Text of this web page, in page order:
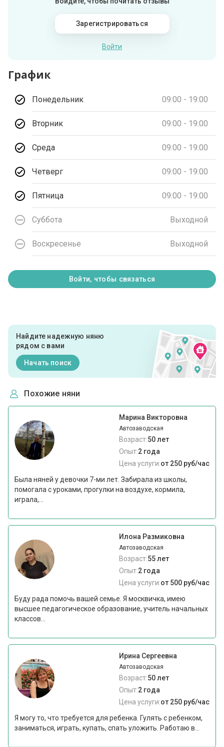
Зарегистрироваться
Войти
График
Понедельник 09:00 - 19:00
Вторник 09:00 - 19:00
Среда 09:00 - 19:00
Четверг 09:00 - 19:00
Пятница 09:00 - 19:00
Суббота Выходной
Воскресенье Выходной
Войти, чтобы связаться
Найдите надежную няню
рядом с вами
Начать поиск
Похожие няни
Марина Викторовна
Автозаводская
Возраст:50 лет
Опыт:2 года
Цена услуги:от 250 руб/час
Была няней у девочки 7-ми лет. Забирала из школы,
помогала с уроками, прогулки на воздухе, кормила,
играла,...
Илона Размиковна
Автозаводская
Возраст:55 лет
Опыт:2 года
Цена услуги:от 500 руб/час
Буду рада помочь вашей семье. Я москвичка, имею
высшее педагогическое образование, учитель начальных
классов...
Ирина Сергеевна
Автозаводская
Возраст:50 лет
Опыт:2 года
Цена услуги:от 250 руб/час
Я могу то, что требуется для ребенка. Гулять с ребенком,
заниматься, играть, купать, спать уложить. Работаю в...